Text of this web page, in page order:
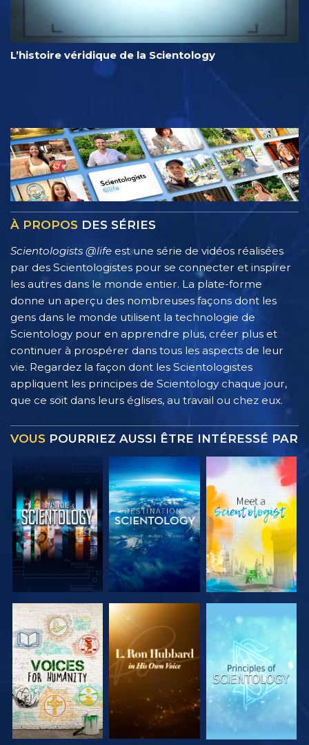
L’histoire véridique de la Scientology
À PROPOS DES SÉRIES
Scientologists @life est une série de vidéos réalisées
par des Scientologistes pour se connecter et inspirer
les autres dans le monde entier. La plate-forme
donne un aperçu des nombreuses façons dont les
gens dans le monde utilisent la technologie de
Scientology pour en apprendre plus, créer plus et
continuer à prospérer dans tous les aspects de leur
vie. Regardez la façon dont les Scientologistes
appliquent les principes de Scientology chaque jour,
que ce soit dans leurs églises, au travail ou chez eux.
VOUS POURRIEZ AUSSI ÊTRE INTÉRESSÉ PAR
DÉCOUVRIR
LES SÉRIES
DÉCOUVRIR
LES SÉRIES
DÉCOUVRIR
LES SÉRIES